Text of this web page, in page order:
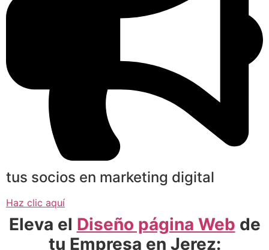
tus socios en marketing digital
Haz clic aquí
Eleva el Diseño página Web de
tu Empresa en Jerez: